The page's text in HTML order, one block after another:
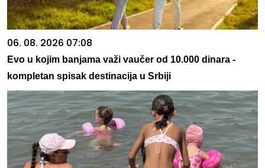
06. 08. 2026 07:08
Evo u kojim banjama važi vaučer od 10.000 dinara -
kompletan spisak destinacija u Srbiji